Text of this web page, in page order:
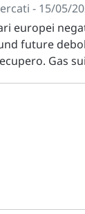
- 15/05/
europei
future
Gas